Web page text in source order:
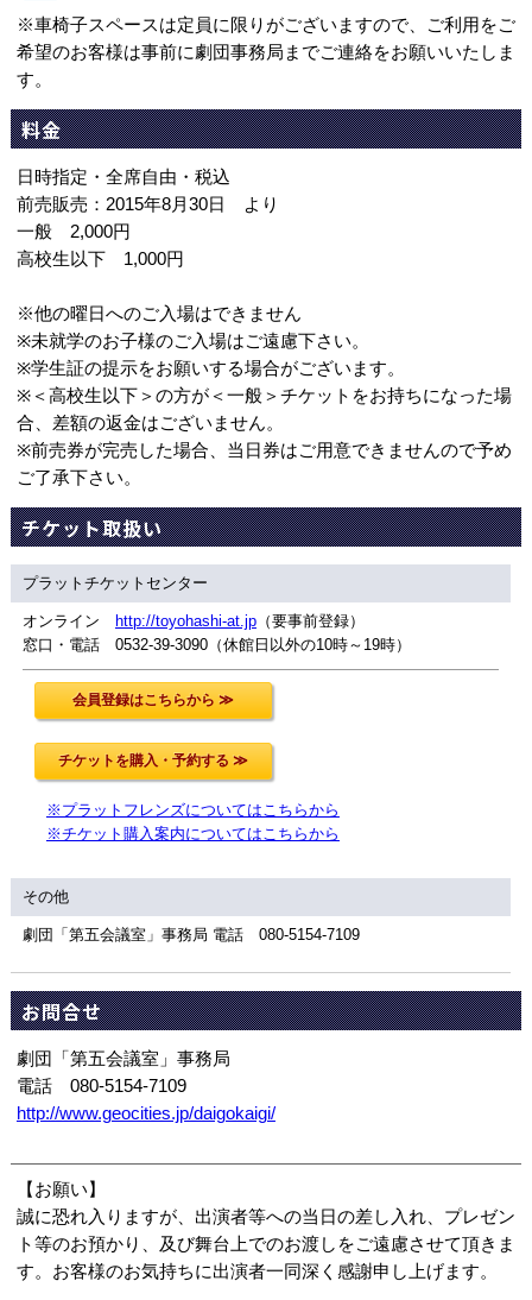
※車椅子スペースは定員に限りがございますので、ご利用をご
希望のお客様は事前に劇団事務局までご連絡をお願いいたしま
す。
料金
日時指定・全席自由・税込
前売販売：2015年8月30日 より
一般 2,000円
高校生以下 1,000円
※他の曜日へのご入場はできません
※未就学のお子様のご入場はご遠慮下さい。
※学生証の提示をお願いする場合がございます。
※＜高校生以下＞の方が＜一般＞チケットをお持ちになった場
合、差額の返金はございません。
※前売券が完売した場合、当日券はご用意できませんので予め
ご了承下さい。
チケット取扱い
プラットチケットセンター
オンライン http://toyohashi-at.jp（要事前登録）
窓口・電話 0532-39-3090（休館日以外の10時～19時）
※プラットフレンズについてはこちらから
※チケット購入案内についてはこちらから
その他
劇団「第五会議室」事務局 電話 080-5154-7109
お問合せ
劇団「第五会議室」事務局
電話 080-5154-7109
http://www.geocities.jp/daigokaigi/
【お願い】
誠に恐れ入りますが、出演者等への当日の差し入れ、プレゼン
ト等のお預かり、及び舞台上でのお渡しをご遠慮させて頂きま
す。お客様のお気持ちに出演者一同深く感謝申し上げます。